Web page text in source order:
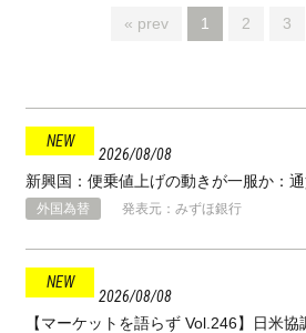
« prev 1 2 3
2026 08 08
新興国：便乗値上げの動きが一服か：
外国為替 発表元：みずほ銀行
2026 08 08
【マーケットを語らず Vol.246】日米